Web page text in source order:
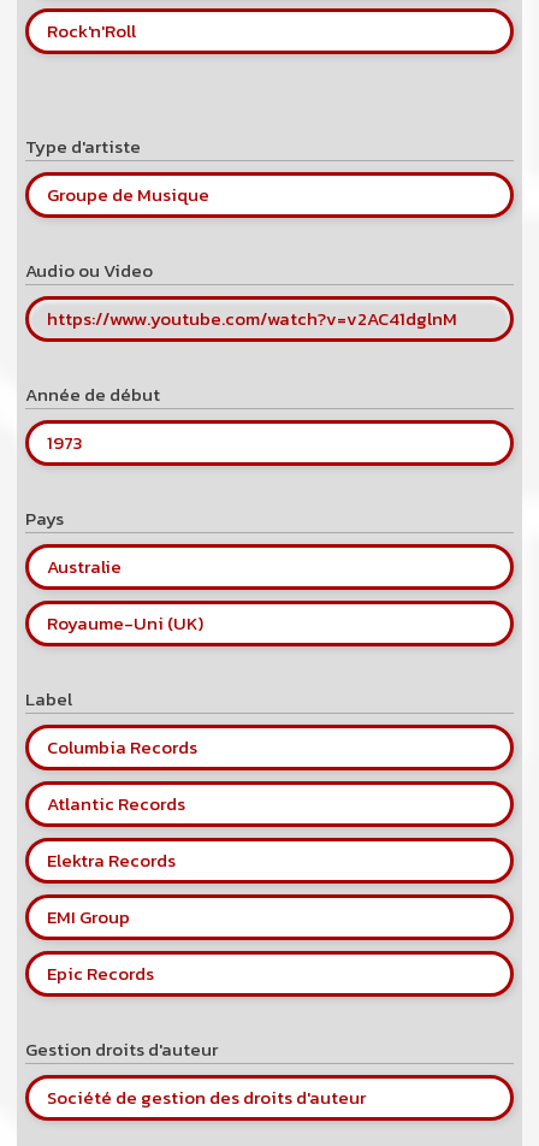
Rock'n'Roll
Type d'artiste
Groupe de Musique
Audio ou Video
https://www.youtube.com/watch?v=v2AC41dglnM
Année de début
1973
Pays
Australie
Royaume-Uni (UK)
Label
Columbia Records
Atlantic Records
Elektra Records
EMI Group
Epic Records
Gestion droits d'auteur
Société de gestion des droits d'auteur